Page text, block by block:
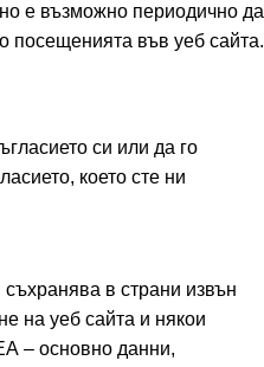
е възможно периодично да
посещенията във уеб сайта.
си или да го
което сте ни
в страни извън
на уеб сайта и някои
– основно данни,